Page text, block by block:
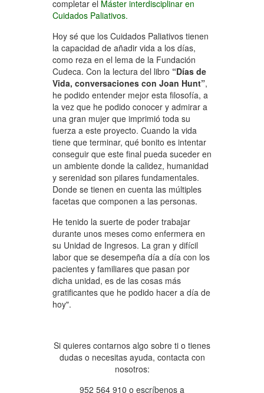
completar el Máster interdisciplinar en
Cuidados Paliativos.
Hoy sé que los Cuidados Paliativos tienen
la capacidad de añadir vida a los días,
como reza en el lema de la Fundación
Cudeca. Con la lectura del libro “Días de
Vida, conversaciones con Joan Hunt”,
he podido entender mejor esta filosofía, a
la vez que he podido conocer y admirar a
una gran mujer que imprimió toda su
fuerza a este proyecto. Cuando la vida
tiene que terminar, qué bonito es intentar
conseguir que este final pueda suceder en
un ambiente donde la calidez, humanidad
y serenidad son pilares fundamentales.
Donde se tienen en cuenta las múltiples
facetas que componen a las personas.
He tenido la suerte de poder trabajar
durante unos meses como enfermera en
su Unidad de Ingresos. La gran y difícil
labor que se desempeña día a día con los
pacientes y familiares que pasan por
dicha unidad, es de las cosas más
gratificantes que he podido hacer a día de
hoy".
Si quieres contarnos algo sobre ti o tienes
dudas o necesitas ayuda, contacta con
nosotros:
952 564 910 o escríbenos a